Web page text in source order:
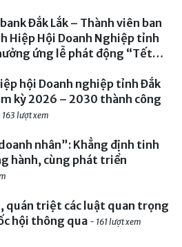
Đắk Lắk – Thành viên ban
Hiệp Hội Doanh Nghiệp tỉnh
ứng lễ phát động “Tết
lượt xemhội Doanh nghiệp tỉnh Đắk
kỳ 2026 – 2030 thành công
163 lượt xem
nhân”: Khẳng định tinh
hành, cùng phát triển
quán triệt các luật quan trọng
hội thông qua - 161 lượt xem